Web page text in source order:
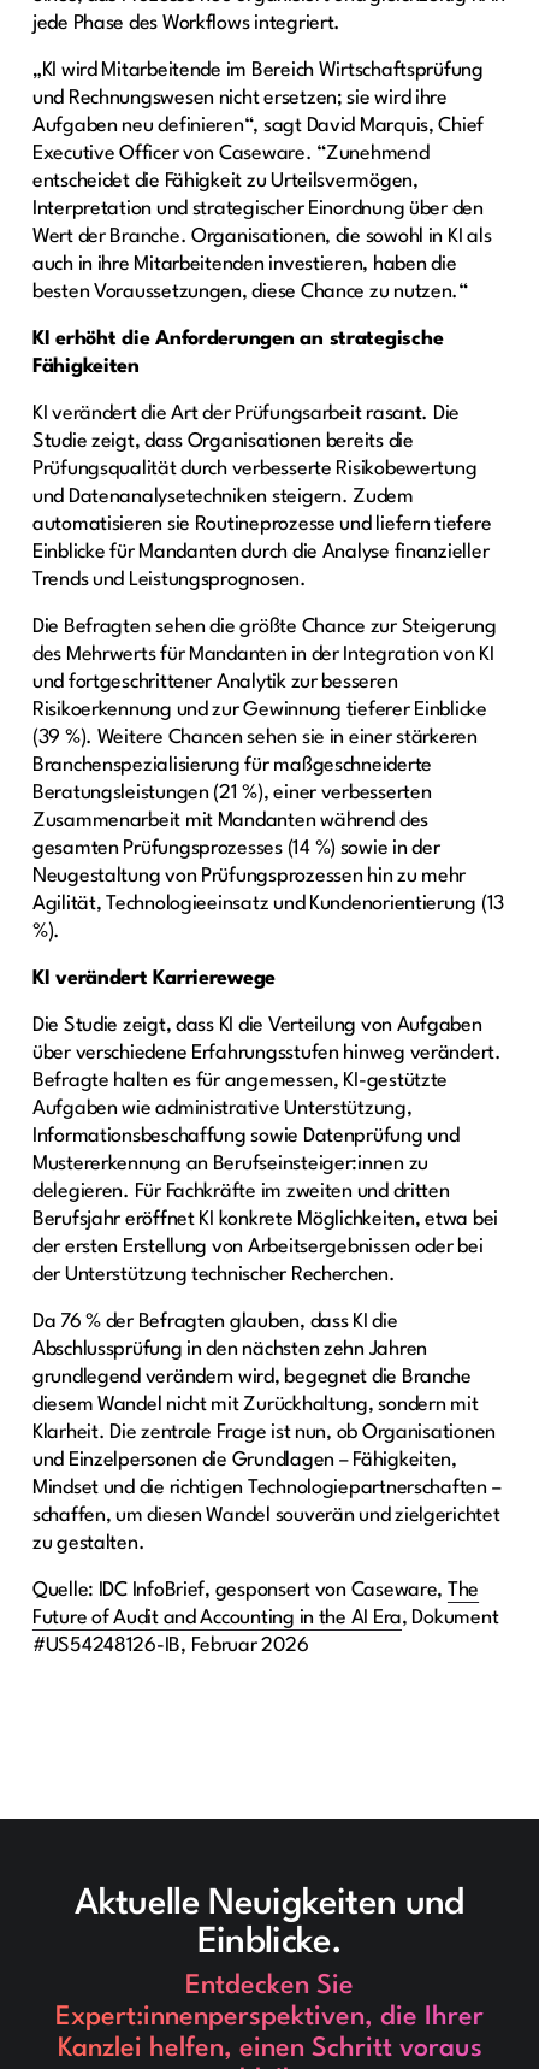
jede Phase des Workflows integriert.
„KI wird Mitarbeitende im Bereich Wirtschaftsprüfung
und Rechnungswesen nicht ersetzen; sie wird ihre
Aufgaben neu definieren“, sagt David Marquis, Chief
Executive Officer von Caseware. “Zunehmend
entscheidet die Fähigkeit zu Urteilsvermögen,
Interpretation und strategischer Einordnung über den
Wert der Branche. Organisationen, die sowohl in KI als
auch in ihre Mitarbeitenden investieren, haben die
besten Voraussetzungen, diese Chance zu nutzen.“
KI erhöht die Anforderungen an strategische
Fähigkeiten
KI verändert die Art der Prüfungsarbeit rasant. Die
Studie zeigt, dass Organisationen bereits die
Prüfungsqualität durch verbesserte Risikobewertung
und Datenanalysetechniken steigern. Zudem
automatisieren sie Routineprozesse und liefern tiefere
Einblicke für Mandanten durch die Analyse finanzieller
Trends und Leistungsprognosen.
Die Befragten sehen die größte Chance zur Steigerung
des Mehrwerts für Mandanten in der Integration von KI
und fortgeschrittener Analytik zur besseren
Risikoerkennung und zur Gewinnung tieferer Einblicke
(39 %). Weitere Chancen sehen sie in einer stärkeren
Branchenspezialisierung für maßgeschneiderte
Beratungsleistungen (21 %), einer verbesserten
Zusammenarbeit mit Mandanten während des
gesamten Prüfungsprozesses (14 %) sowie in der
Neugestaltung von Prüfungsprozessen hin zu mehr
Agilität, Technologieeinsatz und Kundenorientierung (13
%).
KI verändert Karrierewege
Die Studie zeigt, dass KI die Verteilung von Aufgaben
über verschiedene Erfahrungsstufen hinweg verändert.
Befragte halten es für angemessen, KI-gestützte
Aufgaben wie administrative Unterstützung,
Informationsbeschaffung sowie Datenprüfung und
Mustererkennung an Berufseinsteiger:innen zu
delegieren. Für Fachkräfte im zweiten und dritten
Berufsjahr eröffnet KI konkrete Möglichkeiten, etwa bei
der ersten Erstellung von Arbeitsergebnissen oder bei
der Unterstützung technischer Recherchen.
Da 76 % der Befragten glauben, dass KI die
Abschlussprüfung in den nächsten zehn Jahren
grundlegend verändern wird, begegnet die Branche
diesem Wandel nicht mit Zurückhaltung, sondern mit
Klarheit. Die zentrale Frage ist nun, ob Organisationen
und Einzelpersonen die Grundlagen – Fähigkeiten,
Mindset und die richtigen Technologiepartnerschaften –
schaffen, um diesen Wandel souverän und zielgerichtet
zu gestalten.
Quelle: IDC InfoBrief, gesponsert von Caseware, The
Future of Audit and Accounting in the AI Era, Dokument
#US54248126-IB, Februar 2026
Aktuelle Neuigkeiten und
Einblicke.
Entdecken Sie
Expert:innenperspektiven, die Ihrer
Kanzlei helfen, einen Schritt voraus